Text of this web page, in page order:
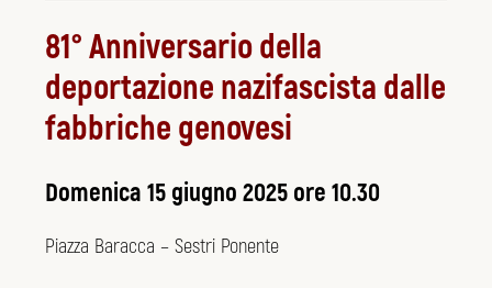
81° Anniversario della
deportazione nazifascista dalle
fabbriche genovesi
Domenica 15 giugno 2025 ore 10.30
Piazza Baracca – Sestri Ponente